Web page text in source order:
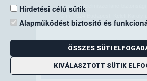
Hirdetési célú sütik
Alapműködést biztosító és
ÖSSZES SÜTI
KIVÁLASZTOTT SÜTIK
Nemzeti Élelmiszerlánc-biztonsági
Levelezési cím: 1525 Budapest.
E-mail:
Zöld szám: 06-80/263-244
Telefon: 06-1/ 336-9000